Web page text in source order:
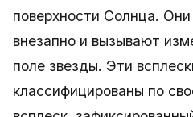
поверхности Солнца.
внезапно и вызывают
поле звезды. Эти
классифицированы по